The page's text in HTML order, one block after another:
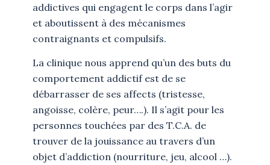
addictives qui engagent le corps dans l’agir
et aboutissent à des mécanismes
contraignants et compulsifs.
La clinique nous apprend qu’un des buts du
comportement addictif est de se
débarrasser de ses affects (tristesse,
angoisse, colère, peur….). Il s’agit pour les
personnes touchées par des T.C.A. de
trouver de la jouissance au travers d’un
objet d’addiction (nourriture, jeu, alcool …).